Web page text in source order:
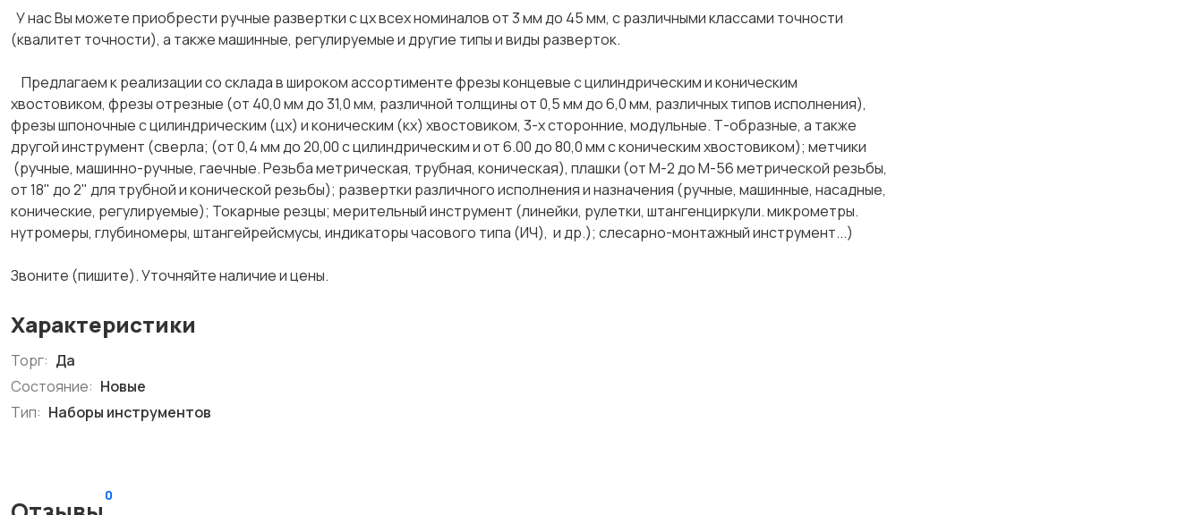
У нас Вы можете приобрести ручные развертки с цх всех номиналов от 3 мм до 45 мм, с различными классами точности
(квалитет точности), а также машинные, регулируемые и другие типы и виды разверток.
Предлагаем к реализации со склада в широком ассортименте фрезы концевые с цилиндрическим и коническим
хвостовиком, фрезы отрезные (от 40,0 мм до 31,0 мм, различной толщины от 0,5 мм до 6,0 мм, различных типов исполнения),
фрезы шпоночные с цилиндрическим (цх) и коническим (кх) хвостовиком, 3-х сторонние, модульные. Т-образные, а также
другой инструмент (сверла; (от 0,4 мм до 20,00 с цилиндрическим и от 6.00 до 80,0 мм с коническим хвостовиком); метчики
(ручные, машинно-ручные, гаечные. Резьба метрическая, трубная, коническая), плашки (от М-2 до М-56 метрической резьбы,
от 18" до 2" для трубной и конической резьбы); развертки различного исполнения и назначения (ручные, машинные, насадные,
конические, регулируемые); Токарные резцы; мерительный инструмент (линейки, рулетки, штангенциркули. микрометры.
нутромеры, глубиномеры, штангейрейсмусы, индикаторы часового типа (ИЧ), и др.); слесарно-монтажный инструмент...)
Звоните (пишите). Уточняйте наличие и цены.
Характеристики
Торг: Да
Состояние: Новые
Тип: Наборы инструментов
0